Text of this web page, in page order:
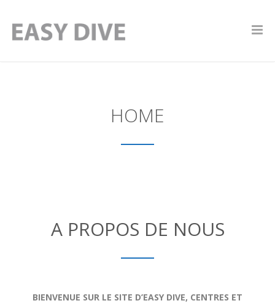
HOME
A PROPOS DE NOUS
BIENVENUE SUR LE SITE D’EASY DIVE, CENTRES ET